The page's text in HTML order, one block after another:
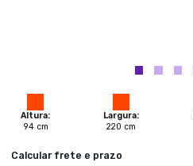
Altura:
94cm
Largura:
220 cm
Calcular frete e prazo